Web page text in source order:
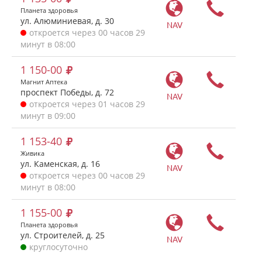
NAV
Планета здоровья
ул. Алюминиевая, д. 30
откроется через 00 часов 29
минут в 08:00
NAV
1 150-00
Магнит Аптека
проспект Победы, д. 72
откроется через 01 часов 29
минут в 09:00
NAV
1 153-40
Живика
ул. Каменская, д. 16
откроется через 00 часов 29
минут в 08:00
NAV
1 155-00
Планета здоровья
ул. Строителей, д. 25
круглосуточно